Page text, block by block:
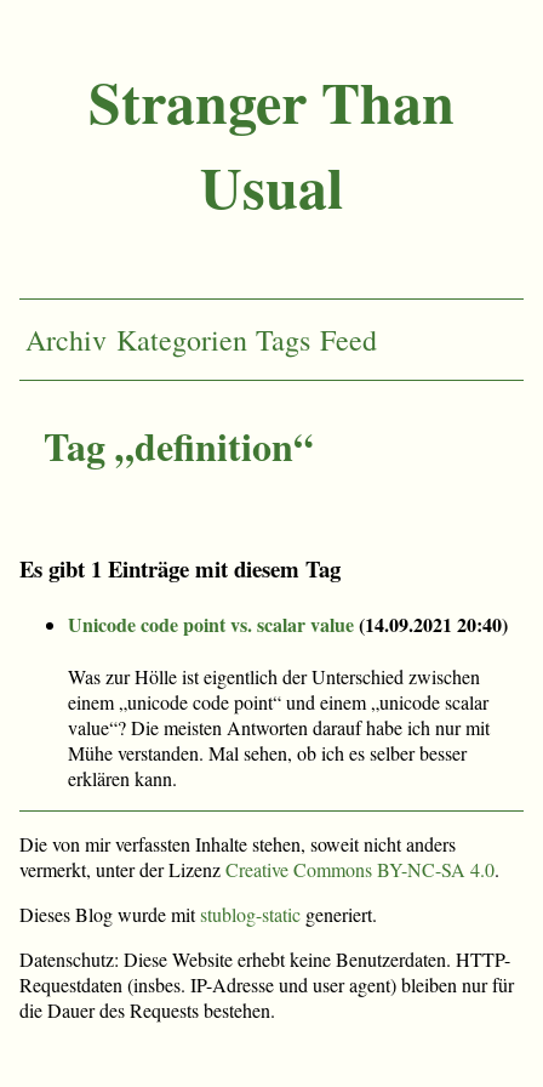
Stranger Than
Usual
Archiv Kategorien Tags Feed
Tag „definition“
Es gibt 1 Einträge mit diesem Tag
Unicode code point vs. scalar value(14.09.2021 20:40)
Was zur Hölle ist eigentlich der Unterschied zwischen
einem „unicode code point“ und einem „unicode scalar
value“? Die meisten Antworten darauf habe ich nur mit
Mühe verstanden. Mal sehen, ob ich es selber besser
erklären kann.
Die von mir verfassten Inhalte stehen, soweit nicht anders
vermerkt, unter der LizenzCreative Commons BY-NC-SA 4.0.
Dieses Blog wurde mitstublog-static generiert.
Datenschutz: Diese Website erhebt keine Benutzerdaten. HTTP-
Requestdaten (insbes. IP-Adresse und user agent) bleiben nur für
die Dauer des Requests bestehen.